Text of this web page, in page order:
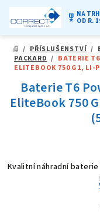
obsah
military_tech NA
OD R.
DOMŮ
/ PŘÍSLUŠENSTVÍ /
PACKARD / BATERIE
ELITEBOOK 750 G1, LI-
Baterie T6
EliteBook 750
Kvalitní náhradní